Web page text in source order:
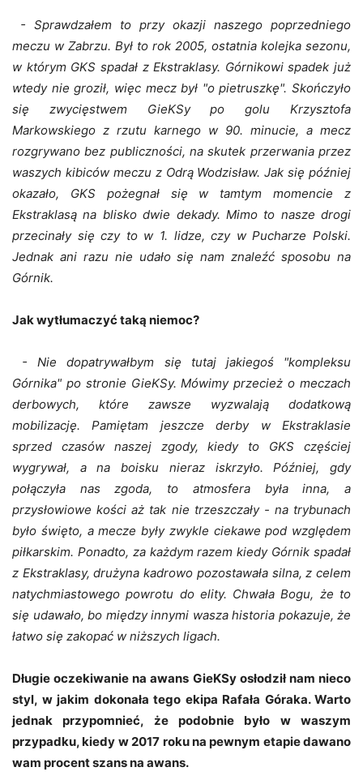
- Sprawdzałem to przy okazji naszego poprzedniego
meczu w Zabrzu. Był to rok 2005, ostatnia kolejka sezonu,
w którym GKS spadał z Ekstraklasy. Górnikowi spadek już
wtedy nie groził, więc mecz był "o pietruszkę". Skończyło
się zwycięstwem GieKSy po golu Krzysztofa
Markowskiego z rzutu karnego w 90. minucie, a mecz
rozgrywano bez publiczności, na skutek przerwania przez
waszych kibiców meczu z Odrą Wodzisław. Jak się później
okazało, GKS pożegnał się w tamtym momencie z
Ekstraklasą na blisko dwie dekady. Mimo to nasze drogi
przecinały się czy to w 1. lidze, czy w Pucharze Polski.
Jednak ani razu nie udało się nam znaleźć sposobu na
Górnik.
Jak wytłumaczyć taką niemoc?
- Nie dopatrywałbym się tutaj jakiegoś "kompleksu
Górnika" po stronie GieKSy. Mówimy przecież o meczach
derbowych, które zawsze wyzwalają dodatkową
mobilizację. Pamiętam jeszcze derby w Ekstraklasie
sprzed czasów naszej zgody, kiedy to GKS częściej
wygrywał, a na boisku nieraz iskrzyło. Później, gdy
połączyła nas zgoda, to atmosfera była inna, a
przysłowiowe kości aż tak nie trzeszczały - na trybunach
było święto, a mecze były zwykle ciekawe pod względem
piłkarskim. Ponadto, za każdym razem kiedy Górnik spadał
z Ekstraklasy, drużyna kadrowo pozostawała silna, z celem
natychmiastowego powrotu do elity. Chwała Bogu, że to
się udawało, bo między innymi wasza historia pokazuje, że
łatwo się zakopać w niższych ligach.
Długie oczekiwanie na awans GieKSy osłodził nam nieco
styl, w jakim dokonała tego ekipa Rafała Góraka. Warto
jednak przypomnieć, że podobnie było w waszym
przypadku, kiedy w 2017 roku na pewnym etapie dawano
wam procent szans na awans.